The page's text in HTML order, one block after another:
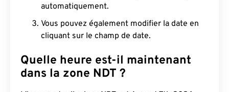
automatiquement.
Vous pouvez également modifier la date en
cliquant sur le champ de date.
Quelle heure est-il maintenant
dans la zone NDT ?